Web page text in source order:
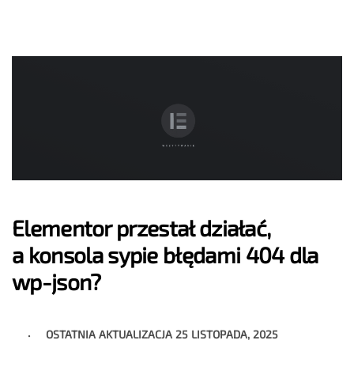
Elementor przestał działać,
a konsola sypie błędami 404 dla
wp-json?
OSTATNIA AKTUALIZACJA 25 LISTOPADA, 2025